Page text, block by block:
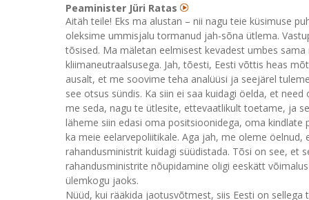
Peaminister Jüri Ratas
Aitäh teile! Eks ma alustan – nii nagu teie küsimuse
oleksime ummisjalu tormanud jah-sõna ütlema.
tõsised. Ma mäletan eelmisest kevadest umbes
kliimaneutraalsusega. Jah, tõesti, Eesti võttis heas
ausalt, et me soovime teha analüüsi ja seejärel
see otsus sündis. Ka siin ei saa kuidagi öelda, et
me seda, nagu te ütlesite, ettevaatlikult toetame, ja
läheme siin edasi oma positsioonidega, oma
ka meie eelarvepoliitikale. Aga jah, me oleme
rahandusministrit kuidagi süüdistada. Tõsi on see, et
rahandusministrite nõupidamine oligi eeskätt
ülemkogu jaoks.
Nüüd, kui rääkida jaotusvõtmest, siis Eesti on